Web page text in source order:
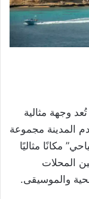
وجهة مثالية
المدينة مجموعة
مكانًا مثاليًا
المحلات
والموسيقى.